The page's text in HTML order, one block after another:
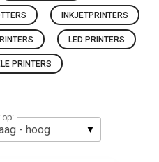
INKJETPRINTERS
LED PRINTERS
PRINTERS